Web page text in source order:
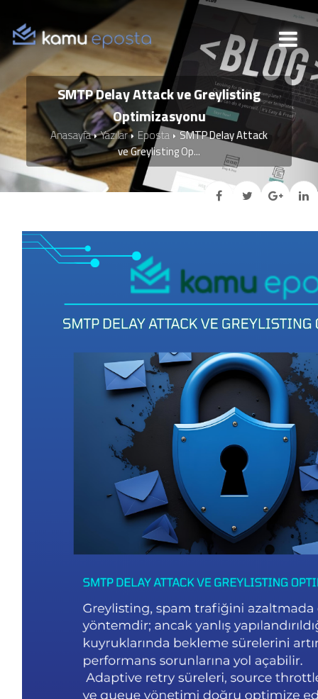
SMTP Delay Attack ve Greylisting
Optimizasyonu
Anasayfa Yazılar Eposta
SMTP Delay Attack
ve Greylisting Op...